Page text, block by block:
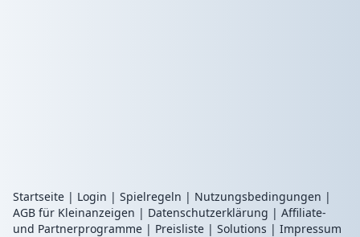
Startseite | Login | Spielregeln | Nutzungsbedingungen |
AGB für Kleinanzeigen | Datenschutzerklärung | Affiliate-
und Partnerprogramme | Preisliste | Solutions | Impressum